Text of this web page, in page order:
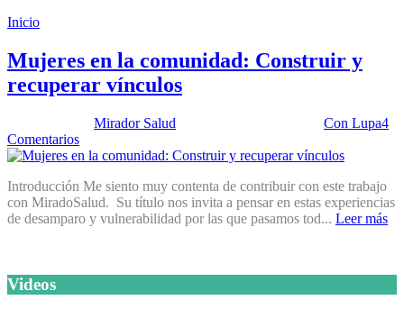
Inicio
Mujeres en la comunidad: Construir y
recuperar vínculos
Mirador Salud Con Lupa4
Comentarios
Introducción Me siento muy contenta de contribuir con este trabajo
con MiradoSalud. Su título nos invita a pensar en estas experiencias
de desamparo y vulnerabilidad por las que pasamos tod... Leer más
Videos